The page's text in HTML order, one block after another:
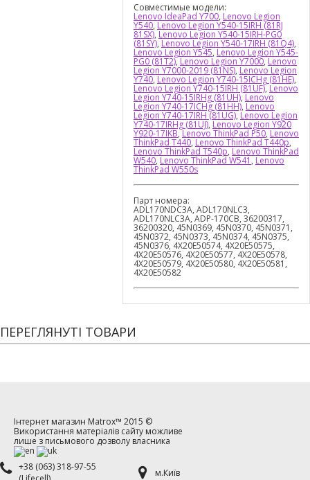
Совместимые модели:
Lenovo IdeaPad Y700, Lenovo Legion
Y540, Lenovo Legion Y540-15IRH (81RJ
81SX), Lenovo Legion Y540-15IRH-PG0
(81SY), Lenovo Legion Y540-17IRH (81Q4),
Lenovo Legion Y545, Lenovo Legion Y545-
PG0 (81T2), Lenovo Legion Y7000, Lenovo
Legion Y7000-2019 (81NS), Lenovo Legion
Y740, Lenovo Legion Y740-15ICHg (81HE),
Lenovo Legion Y740-15IRH (81UF), Lenovo
Legion Y740-15IRHg (81UH), Lenovo
Legion Y740-17ICHg (81HH), Lenovo
Legion Y740-17IRH (81UG), Lenovo Legion
Y740-17IRHg (81UJ), Lenovo Legion Y920
Y920-17IKB,Lenovo ThinkPad P50, Lenovo
ThinkPad T440, Lenovo ThinkPad T440p,
Lenovo ThinkPad T540p, Lenovo ThinkPad
W540, Lenovo ThinkPad W541 , Lenovo
ThinkPad W550s
Парт номера:
ADL170NDC3A, ADL170NLC3,
ADL170NLC3A, ADP-170CB, 36200317,
36200320, 45N0369, 45N0370, 45N0371,
45N0372, 45N0373, 45N0374, 45N0375,
45N0376, 4X20E50574, 4X20E50575,
4X20E50576, 4X20E50577, 4X20E50578,
4X20E50579, 4X20E50580, 4X20E50581,
4X20E50582
ПЕРЕГЛЯНУТІ ТОВАРИ
Інтернет магазин Matrox™ 2015 ©
Використання матеріалів сайту можливе
лише з письмового дозволу власника
+38 (063) 318-97-55
м.Київ